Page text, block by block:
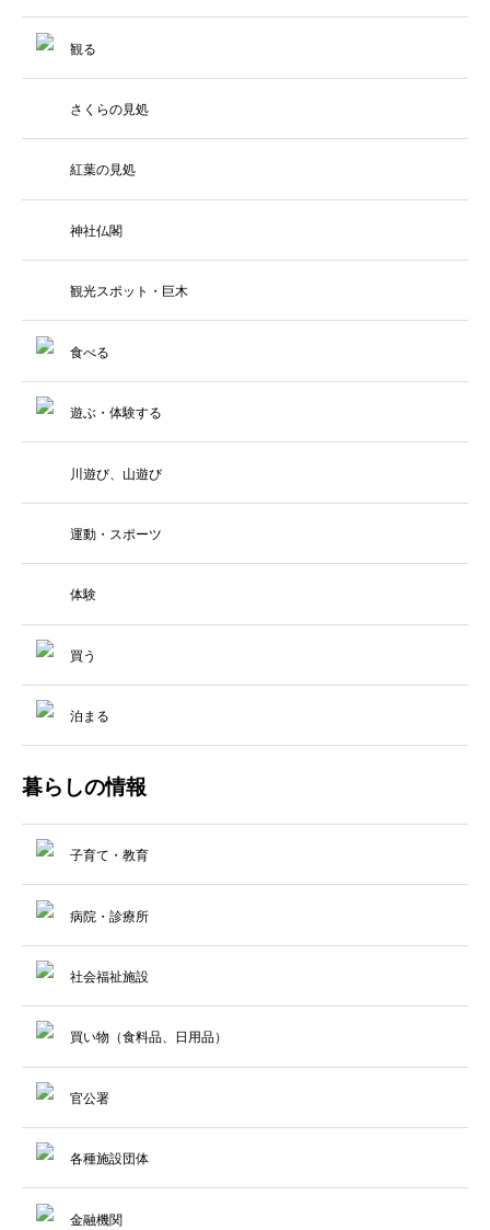
観る
さくらの見処
紅葉の見処
神社仏閣
観光スポット・巨木
食べる
遊ぶ・体験する
川遊び、山遊び
運動・スポーツ
体験
買う
泊まる
暮らしの情報
子育て・教育
病院・診療所
社会福祉施設
買い物（食料品、日用品）
官公署
各種施設団体
金融機関